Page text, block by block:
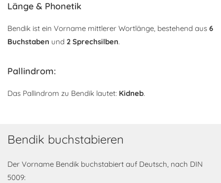
Länge & Phonetik
Bendik ist ein Vorname mittlerer Wortlänge, bestehend aus 6
Buchstaben und 2 Sprechsilben.
Pallindrom:
Das Pallindrom zu Bendik lautet: Kidneb.
Bendik buchstabieren
Der Vorname Bendik buchstabiert auf Deutsch, nach DIN
5009: